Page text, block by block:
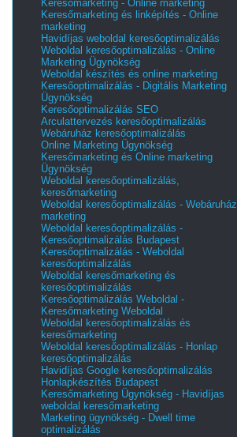
Keresőmarketing - Online marketing
Keresőmarketing és linképítés - Online
marketing
Havidíjas weboldal keresőoptimalizálás
Weboldal keresőoptimalizálás - Online
Marketing Ügynökség
Weboldal készítés és online marketing
Keresőoptimalizálás - Digitális Marketing
Ügynökség
Keresőoptimalizálás SEO
Arculattervezés keresőoptimalizálás
Webáruház keresőoptimalizálás
Online Marketing Ügynökség
Keresőmarketing és Online marketing
Ügynökség
Weboldal keresőoptimalizálás,
keresőmarketing
Weboldal keresőoptimalizálás - Webáruház
marketing
Weboldal keresőoptimalizálás -
Keresőoptimalizálás Budapest
Keresőoptimalizálás - Weboldal
keresőoptimalizálás
Weboldal keresőmarketing és
keresőoptimalizálás
Keresőoptimalizálás Weboldal -
Keresőmarketing Weboldal
Weboldal keresőoptimalizálás és
keresőmarketing
Weboldal keresőoptimalizálás - Honlap
keresőoptimalizálás
Havidíjas Google keresőoptimalizálás
Honlapkészítés Budapest
Keresőmarketing Ügynökség - Havidíjas
weboldal keresőmarketing
Marketing ügynökség - Dwell time
optimalizálás